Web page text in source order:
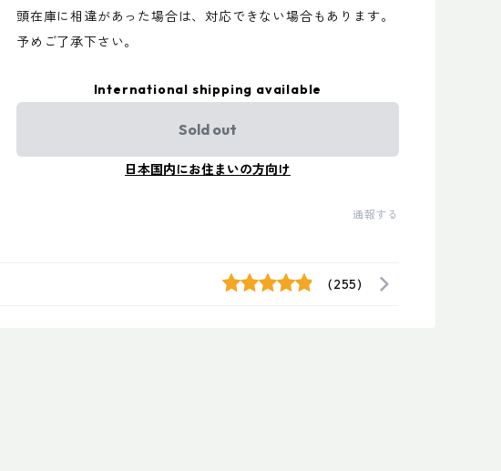
頭在庫に相違があった場合は、対応できない場合もあります。
予めご了承下さい。
International shipping available
Sold out
日本国内にお住まいの方向け
通報する
(255)